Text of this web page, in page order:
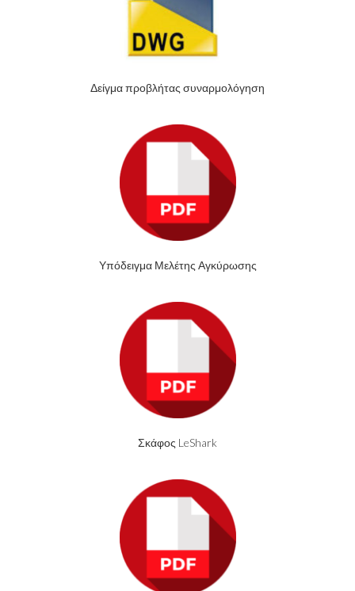
Δείγμα προβλήτας συναρμολόγηση
Υπόδειγμα Μελέτης Αγκύρωσης
Σκάφος LeShark